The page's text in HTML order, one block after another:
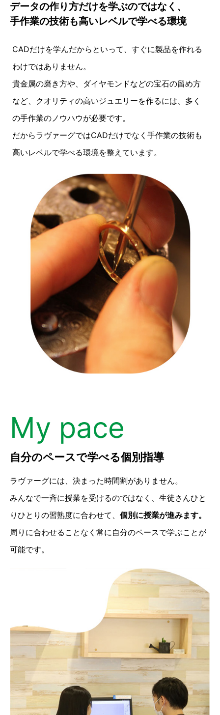
データの作り方だけを学ぶのではなく、
手作業の技術も高いレベルで学べる環境
CADだけを学んだからといって、すぐに製品を作れる
わけではありません。
貴金属の磨き方や、ダイヤモンドなどの宝石の留め方
など、クオリティの高いジュエリーを作るには、多く
の手作業のノウハウが必要です。
だからラヴァーグではCADだけでなく手作業の技術も
高いレベルで学べる環境を整えています。
My pace
自分のペースで学べる個別指導
ラヴァーグには、決まった時間割がありません。
みんなで一斉に授業を受けるのではなく、生徒さんひと
りひとりの習熟度に合わせて、 個別に授業が進みます。
周りに合わせることなく常に自分のペースで学ぶことが
可能です。